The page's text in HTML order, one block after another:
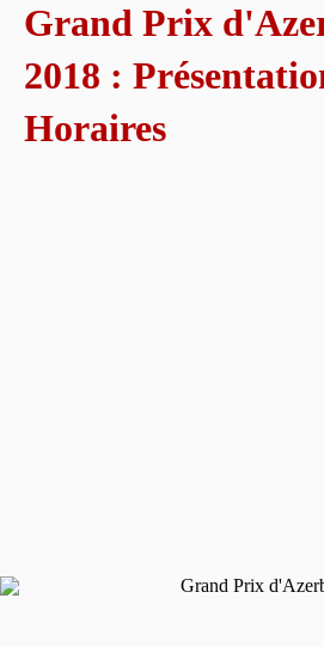
Grand Prix
2018 :
Horaires